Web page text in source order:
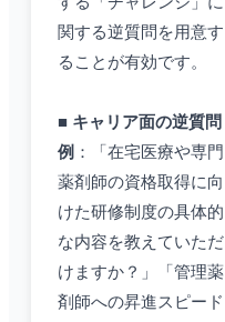
関する逆質問を用意す
ることが有効です。
■ キャリア面の逆質問
例 ：「在宅医療や専門
薬剤師の資格取得に向
けた研修制度の具体的
な内容を教えていただ
けますか？」「管理薬
剤師への昇進スピード